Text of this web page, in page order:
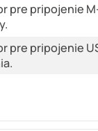
pre pripojenie
pre pripojenie